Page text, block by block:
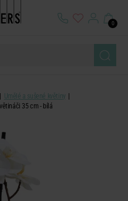
0
Umělé a sušené květiny
35 cm - bílá